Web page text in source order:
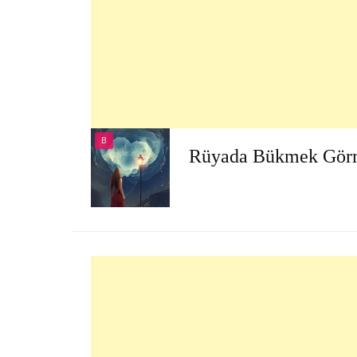
B
Rüyada Bükmek